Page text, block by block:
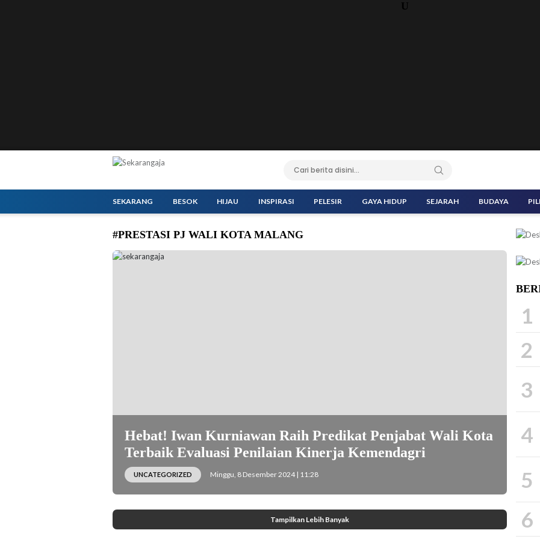
U
SEKARANG BESOK HIJAU INSPIRASI PELESIR GAYA HIDUP SEJARAH BUDAYA
#PRESTASI PJ WALI KOTA MALANG
Pj Wali Kota Malang Iwan Kurniawan saat diwawancarai wartawan di Kota Malang beberapa waktu lalu. (Foto:
Hebat! Iwan Kurniawan Raih Predikat Penjabat Wali Kota
Terbaik Evaluasi Penilaian Kinerja Kemendagri
UNCATEGORIZED Minggu, 8 Desember 2024 | 11:28
Tampilkan Lebih Banyak
1
2
3
4
5
6